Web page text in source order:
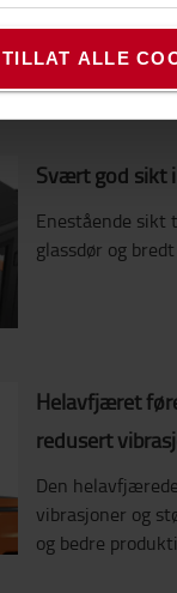
TILLAT ALLE
Svært god sikt
Enestående
glassdør og
Helavfjæret
redusert
Den
vibrasjoner og
og bedre